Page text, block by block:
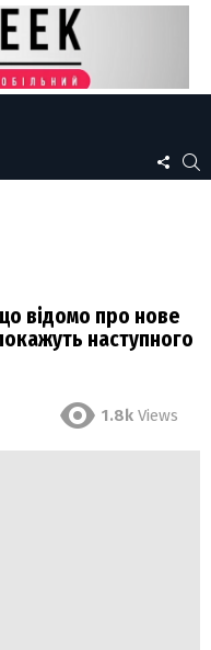
US
відомо про нове
наступного
1.8k Views